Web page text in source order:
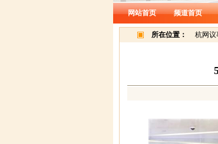
网站首页 频道首页
所在位置： 杭网议